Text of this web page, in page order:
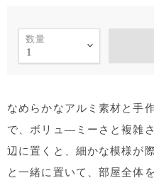
数量
なめらかなアルミ素材と手
で、ボリュ―ミーさと複雑
辺に置くと、細かな模様が
と一緒に置いて、部屋全体